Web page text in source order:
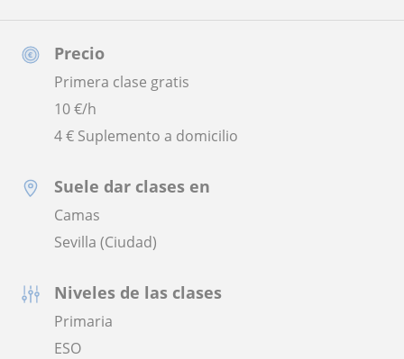
Precio
Primera clase gratis
10€/h
4 € Suplemento a domicilio
Suele dar clases en
Camas
Sevilla (Ciudad)
Niveles de las clases
Primaria
ESO